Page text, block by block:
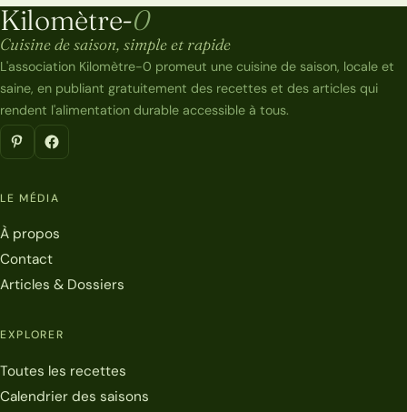
Kilomètre-0
Kilomètre-0
Cuisine de saison, simple et rapide
L'association Kilomètre-0 promeut une cuisine de saison, locale et
saine, en publiant gratuitement des recettes et des articles qui
rendent l'alimentation durable accessible à tous.
LE MÉDIA
À propos
Contact
Articles & Dossiers
EXPLORER
Toutes les recettes
Calendrier des saisons